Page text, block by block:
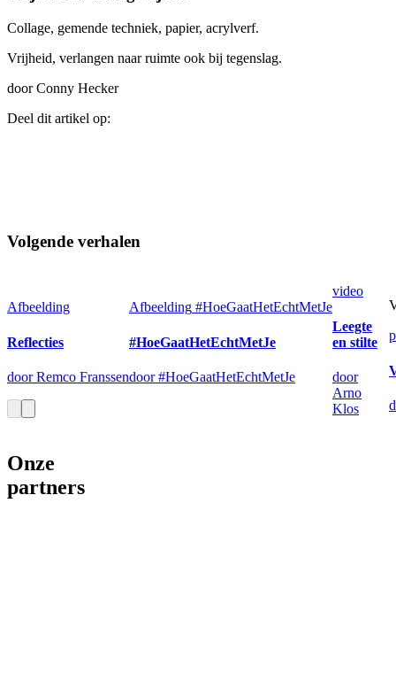
Collage, gemende techniek, papier, acrylverf.
Vrijheid, verlangen naar ruimte ook bij tegenslag.
door Conny Hecker
Deel dit artikel op:
Volgende verhalen
Afbeelding
Reflecties
door Remco Franssen
Afbeelding #HoeGaatHetEchtMetJe
#HoeGaatHetEchtMetJe
door #HoeGaatHetEchtMetJe
video
Leegte
en stilte
door
Arno
Klos
Onze
partners